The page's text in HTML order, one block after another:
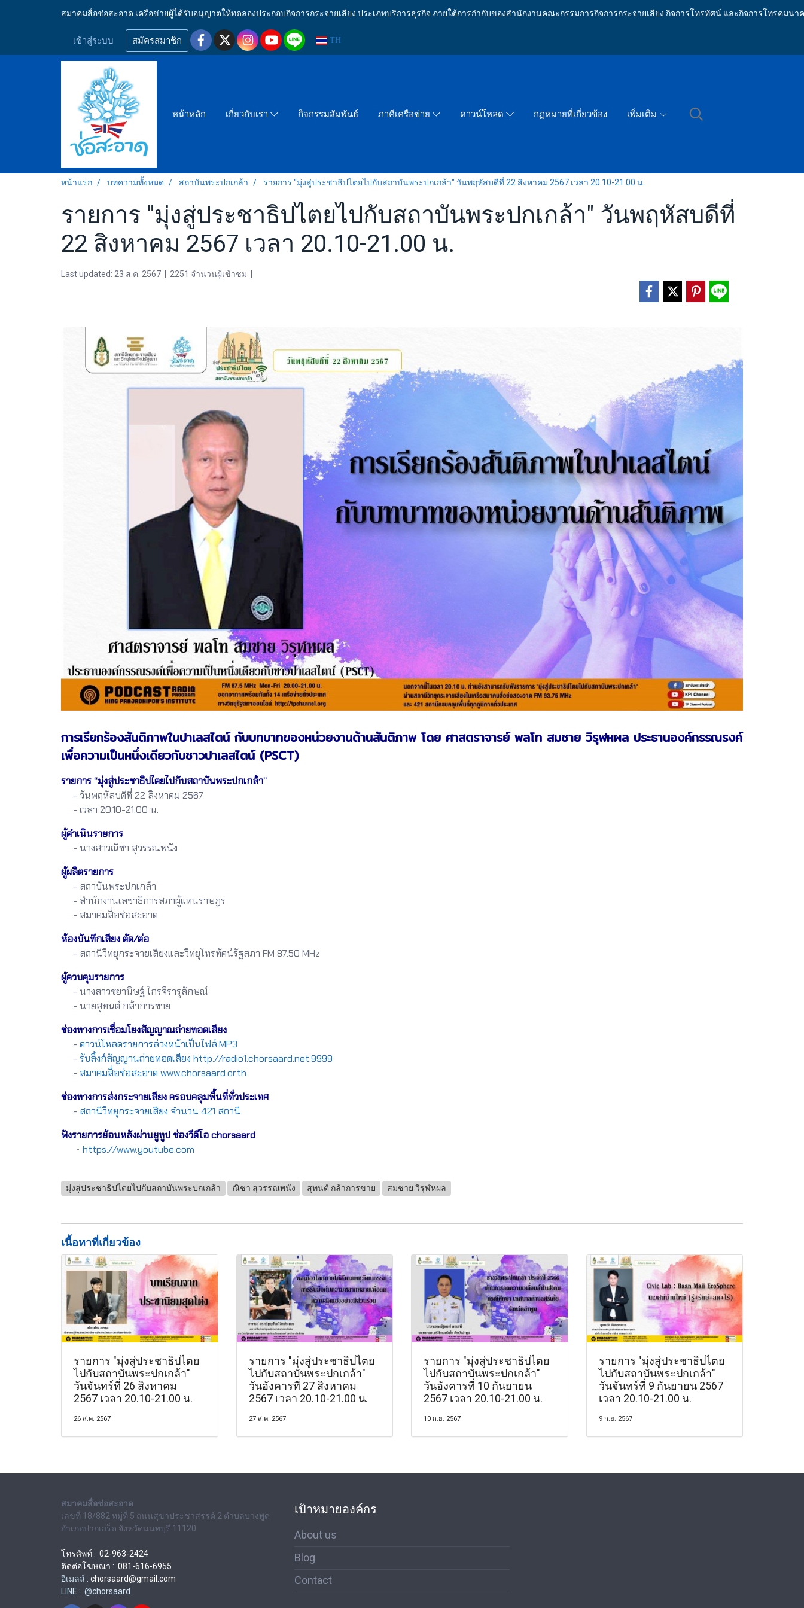
สมาคมสื่อช่อสะอาด เครือข่ายผู้ได้รับอนุญาตให้ทดลองประกอบกิจการกระจายเสียง ประเภทบริการธุรกิจ ภายใต้การกำกับของสำนักงานคณะกรรมการกิจการกระจายเสียง กิจการโทรทัศน์ และกิจการโทรคมนา
เข้าสู่ระบบ สมัครสมาชิก TH
หน้าหลัก เกี่ยวกับเรา กิจกรรมสัมพันธ์ ภาคีเครือข่าย ดาวน์โหลด กฏหมายที่เกี่ยวข้อง เพิ่มเติม
หน้าแรก บทความทั้งหมด สถาบันพระปกเกล้า รายการ "มุ่งสู่ประชาธิปไตยไปกับสถาบันพระปกเกล้า" วันพฤหัสบดีที่ 22 สิงหาคม 2567 เวลา 20.10-21.00 น.
รายการ "มุ่งสู่ประชาธิปไตยไปกับสถาบันพระปกเกล้า" วันพฤหัสบดีที่
22 สิงหาคม 2567 เวลา 20.10-21.00 น.
Last updated: 23 ส.ค. 2567 2251 จำนวนผู้เข้าชม
การเรียกร้องสันติภาพในปาเลสไตน์ กับบทบาทของหน่วยงานด้านสันติภาพ โดย ศาสตราจารย์ พลโท สมชาย วิรุฬหผล ประธานองค์กรรณรงค์
เพื่อความเป็นหนึ่งเดียวกับชาวปาเลสไตน์ (PSCT)
รายการ “มุ่งสู่ประชาธิปไตยไปกับสถาบันพระปกเกล้า”
- วันพฤหัสบดีที่ 22 สิงหาคม 2567
- เวลา 20.10-21.00 น.
ผู้ดำเนินรายการ
- นางสาวณิชา สุวรรณพนัง
ผู้ผลิตรายการ
- สถาบันพระปกเกล้า
- สำนักงานเลขาธิการสภาผู้แทนราษฎร
- สมาคมสื่อช่อสะอาด
ห้องบันทึกเสียง ตัด/ต่อ
- สถานีวิทยุกระจายเสียงและวิทยุโทรทัศน์รัฐสภา FM 87.50 MHz
ผู้ควบคุมรายการ
- นางสาวชยานิษฐ์ ไกรจิรารุลักษณ์
- นายสุทนต์ กล้าการขาย
ช่องทางการเชื่อมโยงสัญญาณถ่ายทอดเสียง
- ดาวน์โหลดรายการล่วงหน้าเป็นไฟล์.MP3
- รับลิ้งก์สัญญานถ่ายทอดเสียง http://radio1.chorsaard.net:9999
- สมาคมสื่อช่อสะอาด www.chorsaard.or.th
ช่องทางการส่งกระจายเสียง ครอบคลุมพื้นที่ทั่วประเทศ
- สถานีวิทยุกระจายเสียง จำนวน 421 สถานี
ฟังรายการย้อนหลังผ่านยูทูป ช่องวีดีโอ chorsaard
- https://www.youtube.com
มุ่งสู่ประชาธิปไตยไปกับสถาบันพระปกเกล้า ณิชา สุวรรณพนัง สุทนต์ กล้าการขาย สมชาย วิรุฬหผล
เนื้อหาที่เกี่ยวข้อง
รายการ "มุ่งสู่ประชาธิปไตย
ไปกับสถาบันพระปกเกล้า"
วันจันทร์ที่ 26 สิงหาคม
2567 เวลา 20.10-21.00 น.
26 ส.ค. 2567
รายการ "มุ่งสู่ประชาธิปไตย
ไปกับสถาบันพระปกเกล้า"
วันอังคารที่ 27 สิงหาคม
2567 เวลา 20.10-21.00 น.
27 ส.ค. 2567
รายการ "มุ่งสู่ประชาธิปไตย
ไปกับสถาบันพระปกเกล้า"
วันอังคารที่ 10 กันยายน
2567 เวลา 20.10-21.00 น.
10 ก.ย. 2567
รายการ "มุ่งสู่ประชาธิปไตย
ไปกับสถาบันพระปกเกล้า"
วันจันทร์ที่ 9 กันยายน 2567
เวลา 20.10-21.00 น.
9 ก.ย. 2567
สมาคมสื่อช่อสะอาด
เลขที่ 18/882 หมู่ที่ 5 ถนนสุขาประชาสรรค์ 2 ตำบลบางพูด
อำเภอปากเกร็ด จังหวัดนนทบุรี 11120
โทรศัพท์ : 02-963-2424
ติดต่อโฆษณา : 081-616-6955
อีเมลล์ : chorsaard@gmail.com
LINE : @chorsaard
เป้าหมายองค์กร
About us
Blog
Contact